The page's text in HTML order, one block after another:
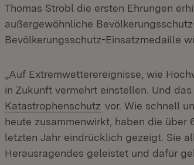
Thomas Strobl die ersten Ehrungen
außergewöhnliche
Bevölkerungsschutz-Einsatzmedaille
„Auf Extremwetterereignisse, wie
in Zukunft vermehrt einstellen. Und
Katastrophenschutz (Öffnet in neuem
vor. Wie schnell
heute zusammenwirkt, haben die über
letzten Jahr eindrücklich gezeigt. Sie
Herausragendes geleistet und dafür